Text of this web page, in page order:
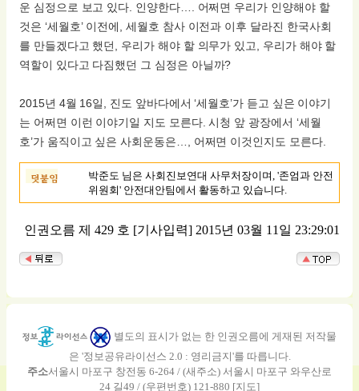
운 심정으로 보고 있다. 인양한다…. 어쩌면 우리가 인양해야 할
것은 ‘세월호’ 이전에, 세월호 참사 이전과 이후 달라진 한국사회
를 만들겠다고 했던, 우리가 해야 할 의무가 있고, 우리가 해야 할
역할이 있다고 다짐했던 그 심정은 아닐까?
2015년 4월 16일, 진도 앞바다에서 ‘세월호’가 듣고 싶은 이야기
는 어쩌면 이런 이야기일 지도 모른다. 시청 앞 광장에서 ‘세월
호’가 움직이고 싶은 사회운동은…, 어쩌면 이것인지도 모른다.
박준도 님은 사회진보연대 사무처장이며, '존엄과 안전
위원회' 안전대안팀에서 활동하고 있습니다.
인권오름 제 429 호 [기사입력] 2015년 03월 11일 23:29:01
별도의 표시가 없는 한 인권오름에 게재된 저작물
은 '정보공유라이선스 2.0 : 영리금지'를 따릅니다.
주소서울시 마포구 창전동 6-264 / (새주소) 서울시 마포구 와우산로
24 길49 / (우편번호) 121-880 [지도]